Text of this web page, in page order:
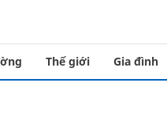
Thế giới Gia đình